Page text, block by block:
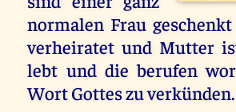
normalen Frau
verheiratet und Mutter
lebt und die berufen
Wort Gottes zu verkünden.